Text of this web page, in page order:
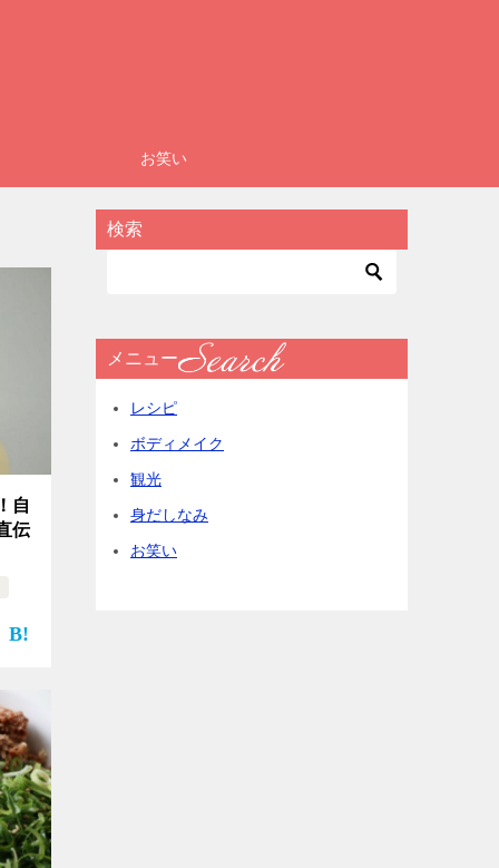
お笑い
自
伝
検索
メニュー
レシピ
ボディメイク
観光
身だしなみ
お笑い